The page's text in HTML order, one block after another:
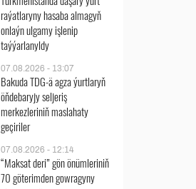
raýatlaryny hasaba almagyň
onlaýn ulgamy işlenip
taýýarlanyldy
07.08.2026 - 13:07
Bakuda TDG-ä agza ýurtlaryň
öňdebaryjy seljeriş
merkezleriniň maslahaty
geçiriler
07.08.2026 - 12:14
“Maksat deri” gön önümleriniň
70 göterimden gowragyny